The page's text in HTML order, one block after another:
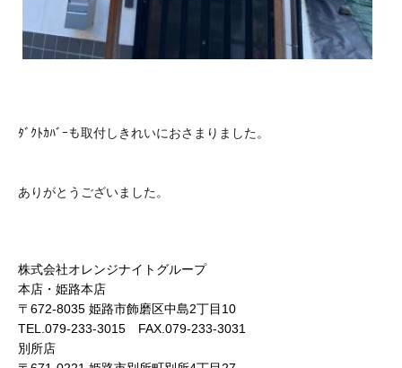
ﾀﾞｸﾄｶﾊﾞｰも取付しきれいにおさまりました。
ありがとうございました。
株式会社オレンジナイトグループ
本店・姫路本店
〒672-8035 姫路市飾磨区中島2丁目10
TEL.079-233-3015 FAX.079-233-3031
別所店